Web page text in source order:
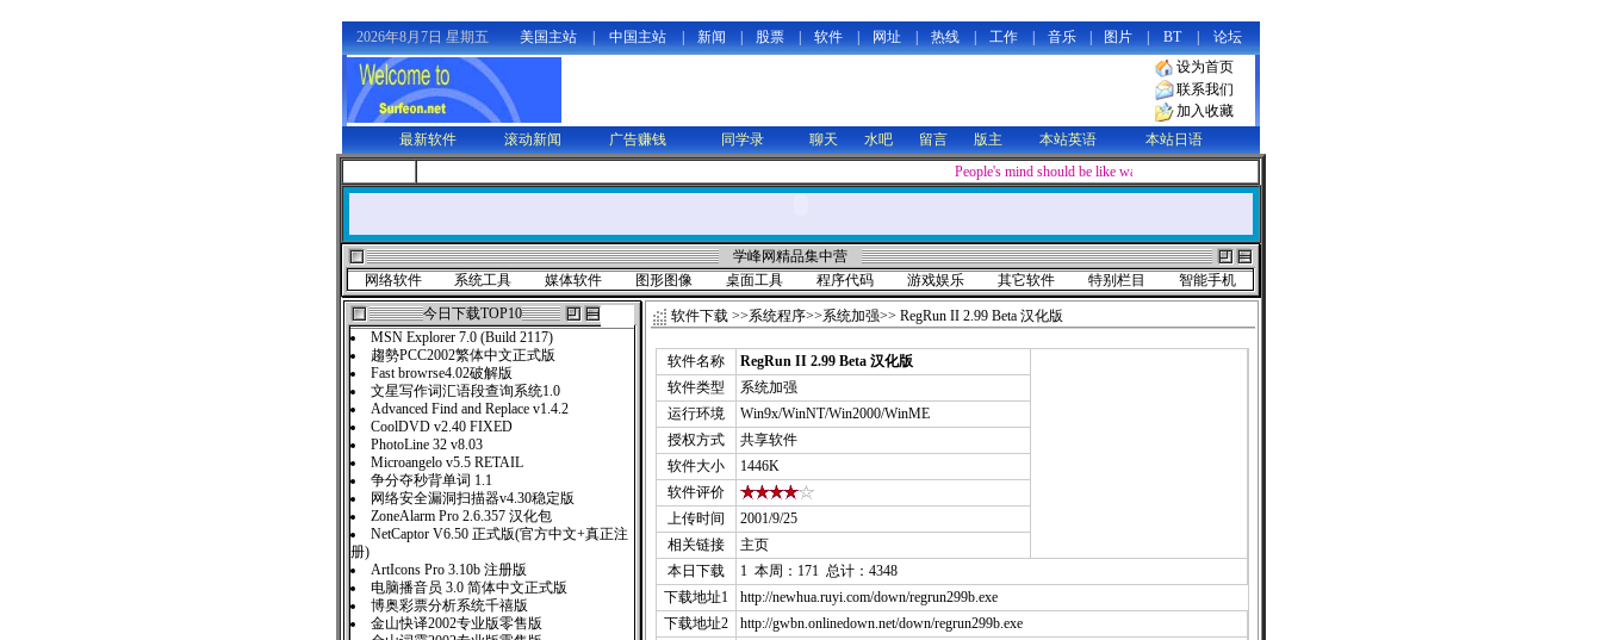
2026年8月7日 星期五 美国主站 中国主站 新闻 股票 软件 网址 热线 工作 音乐 图片 BT
论坛
设为首页
联系我们
加入收藏
最新软件
滚动新闻 广告赚钱 同学录 聊天 水吧 留言 版主 本站英语
本站日语
People's mind should be like water, soft and supple in appearance, yet containing limitless power that cannot
学峰网精品集中营
网络软件
系统工具 媒体软件 图形图像 桌面工具 程序代码 游戏娱乐 其它软件 特别栏目
智能手机
今日下载TOP10
MSN Explorer 7.0 (Build 2117)
趨勢PCC2002繁体中文正式版
Fast browrse4.02破解版
文星写作词汇语段查询系统1.0
Advanced Find and Replace v1.4.2
CoolDVD v2.40 FIXED
PhotoLine 32 v8.03
Microangelo v5.5 RETAIL
争分夺秒背单词 1.1
网络安全漏洞扫描器v4.30稳定版
ZoneAlarm Pro 2.6.357 汉化包
NetCaptor V6.50 正式版(官方中文+真正注
册)
ArtIcons Pro 3.10b 注册版
电脑播音员 3.0 简体中文正式版
博奥彩票分析系统千禧版
金山快译2002专业版零售版
软件下载 >>系统程序>>系统加强>> RegRun II 2.99 Beta 汉化版
软件名称
RegRun II 2.99 Beta 汉化版
软件类型
系统加强
运行环境
Win9x/WinNT/Win2000/WinME
授权方式
共享软件
软件大小
1446K
软件评价
上传时间
2001/9/25
相关链接
主页
本日下载
1 本周：171 总计：4348
下载地址1
http://newhua.ruyi.com/down/regrun299b.exe
下载地址2
http://gwbn.onlinedown.net/down/regrun299b.exe